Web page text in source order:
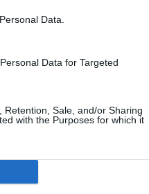
Data.
Data for Targeted
Sale, and/or Sharing
with the Purposes for which it
"Possiamo vincere
che partite come
la giusta
voglio vincere con
nei prossimi
dipende da noi e da